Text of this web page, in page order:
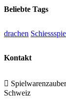
Beliebte Tags
drachen
Kontakt

Schweiz